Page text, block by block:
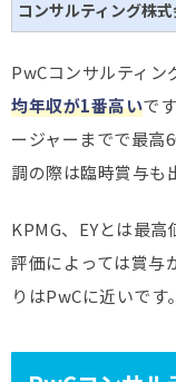
コンサルティング株
PwCコンサルティン
均年収が1番高いで
ージャーまでで最高
調の際は臨時賞与も
KPMG、EYとは最高
評価によっては賞与
りはPwCに近いです。